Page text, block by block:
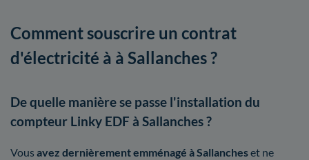
Comment souscrire un contrat
d'électricité à à Sallanches ?
De quelle manière se passe l'installation du
compteur Linky EDF à Sallanches ?
Vous avez dernièrement emménagé à Sallancheset ne